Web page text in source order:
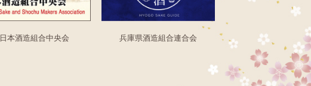
日本酒造組合中央会 兵庫県酒造組合連合会